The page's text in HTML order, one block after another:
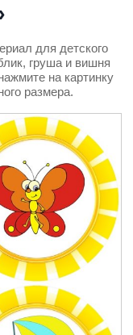
для детского
груша и вишня
на картинку
размера.